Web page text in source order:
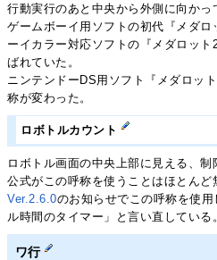
行動実行のあと中央から外側に向かっ
ゲームボーイ用ソフトの初代『メダ
ーイカラー対応ソフトの『メダロッ
ばれていた。
ニンテンドーDS用ソフト『メダロッ
称が変わった。
ロボトルカウント
ロボトル画面の中央上部に見える、制
公式がこの呼称を使うことはほとんど
Ver.2.6.0のお知らせでこの呼称を使
ル時間のタイマー」と言い直している。
ワ行